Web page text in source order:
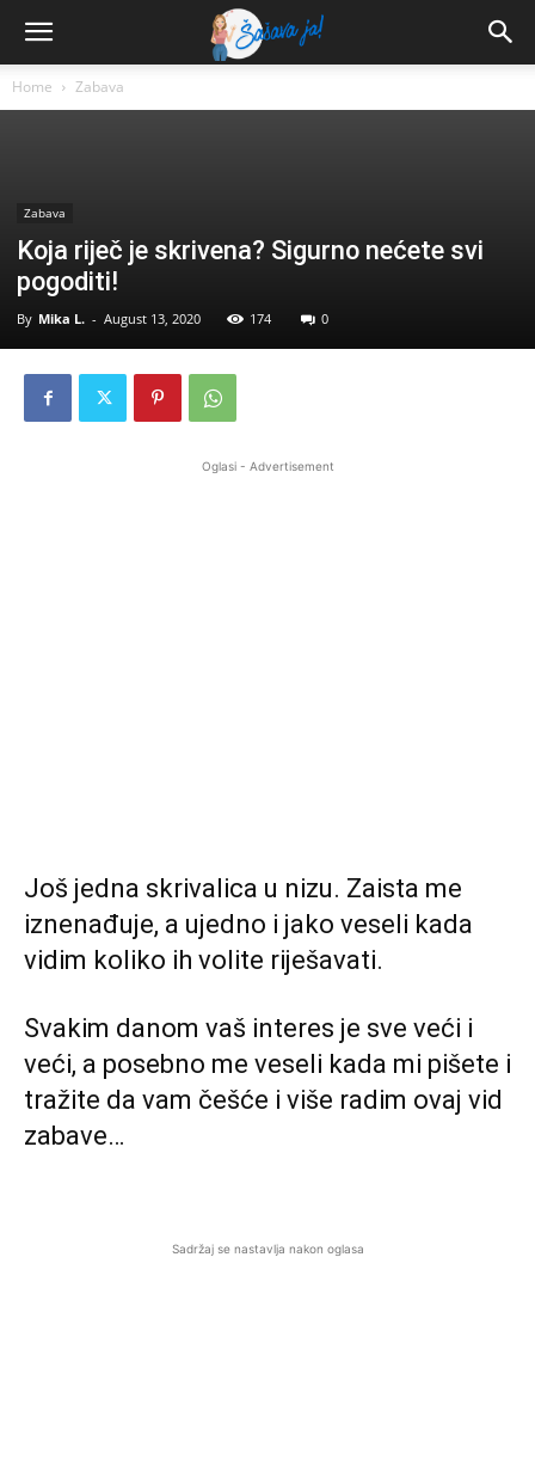
Home Zabava
Zabava
Koja riječ je skrivena? Sigurno nećete svi
pogoditi!
By Mika L. - August 13, 2020 174 0
Oglasi - Advertisement
Još jedna skrivalica u nizu. Zaista me
iznenađuje, a ujedno i jako veseli kada
vidim koliko ih volite riješavati.
Svakim danom vaš interes je sve veći i
veći, a posebno me veseli kada mi pišete i
tražite da vam češće i više radim ovaj vid
zabave…
Sadržaj se nastavlja nakon oglasa